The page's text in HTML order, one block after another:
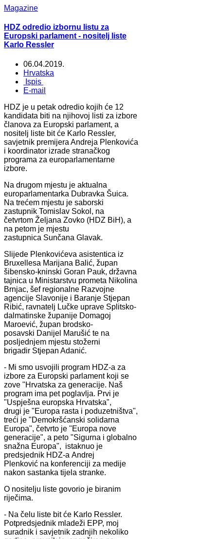
Magazine
HDZ odredio izbornu listu za
Europski parlament - nositelj liste
Karlo Ressler
06.04.2019.
Hrvatska
Ispis
E-mail
HDZ je u petak odredio kojih će 12
kandidata biti na njihovoj listi za izbore
članova za Europski parlament, a
nositelj liste bit će Karlo Ressler,
savjetnik premijera Andreja Plenkovića
i koordinator izrade stranačkog
programa za europarlamentarne
izbore.
Na drugom mjestu je aktualna
europarlamentarka Dubravka Šuica.
Na trećem mjestu je saborski
zastupnik Tomislav Sokol, na
četvrtom Željana Zovko (HDZ BiH), a
na petom je mjestu
zastupnica Sunčana Glavak.
Slijede Plenkovićeva asistentica iz
Bruxellesa Marijana Balić, župan
šibensko-kninski Goran Pauk, državna
tajnica u Ministarstvu prometa Nikolina
Brnjac, šef regionalne Razvojne
agencije Slavonije i Baranje Stjepan
Ribić, ravnatelj Lučke uprave Splitsko-
dalmatinske županije Domagoj
Maroević, župan brodsko-
posavski Danijel Marušić te na
posljednjem mjestu stožerni
brigadir Stjepan Adanić.
- Mi smo usvojili program HDZ-a za
izbore za Europski parlament koji se
zove "Hrvatska za generacije. Naš
program ima pet poglavlja. Prvi je
"Uspješna europska Hrvatska",
drugi je "Europa rasta i poduzetništva",
treći je "Demokršćanski solidarna
Europa", četvrto je "Europa nove
generacije", a peto "Sigurna i globalno
snažna Europa", istaknuo je
predsjednik HDZ-a Andrej
Plenković na konferenciji za medije
nakon sastanka tijela stranke.
O nositelju liste govorio je biranim
riječima.
- Na čelu liste bit će Karlo Ressler.
Potpredsjednik mladeži EPP, moj
suradnik i savjetnik zadnjih nekoliko